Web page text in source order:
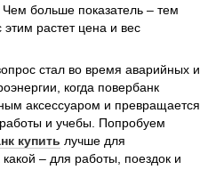
больше показатель – тем
растет цена и вес
стал во время аварийных и
когда повербанк
аксессуаром и превращается
и учебы. Попробуем
купить лучше для
– для работы, поездок и